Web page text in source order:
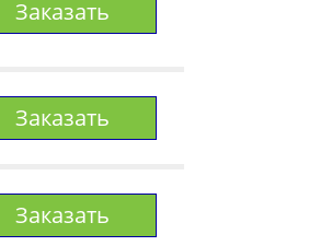
Заказать
Заказать
Заказать